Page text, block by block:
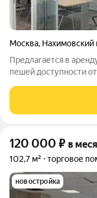
Москва, Нахимовский
Предлагается в
пешей доступности
удобное для вас
Прямой договор с
120 000 ₽ в
102,7 м² торговое
новостройка